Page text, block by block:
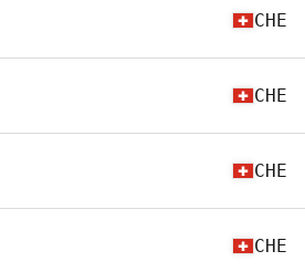
CHE
CHE
CHE
CHE